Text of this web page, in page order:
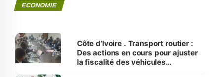
ECONOMIE
Côte d’Ivoire . Transport routier :
Des actions en cours pour ajuster
la fiscalité des véhicules